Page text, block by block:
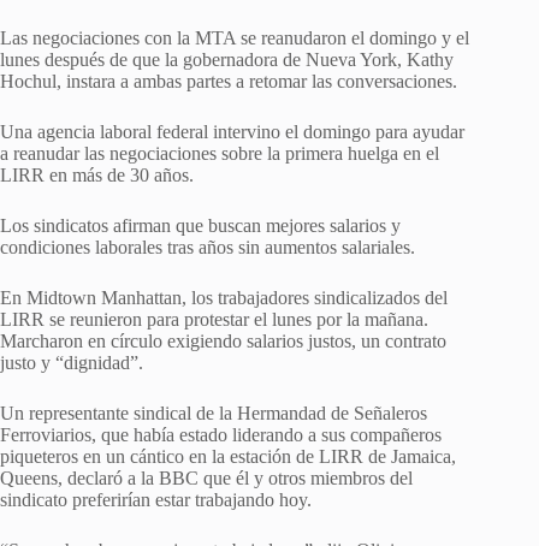
Las negociaciones con la MTA se reanudaron el domingo y el
lunes después de que la gobernadora de Nueva York, Kathy
Hochul, instara a ambas partes a retomar las conversaciones.
Una agencia laboral federal intervino el domingo para ayudar
a reanudar las negociaciones sobre la primera huelga en el
LIRR en más de 30 años.
Los sindicatos afirman que buscan mejores salarios y
condiciones laborales tras años sin aumentos salariales.
En Midtown Manhattan, los trabajadores sindicalizados del
LIRR se reunieron para protestar el lunes por la mañana.
Marcharon en círculo exigiendo salarios justos, un contrato
justo y “dignidad”.
Un representante sindical de la Hermandad de Señaleros
Ferroviarios, que había estado liderando a sus compañeros
piqueteros en un cántico en la estación de LIRR de Jamaica,
Queens, declaró a la BBC que él y otros miembros del
sindicato preferirían estar trabajando hoy.